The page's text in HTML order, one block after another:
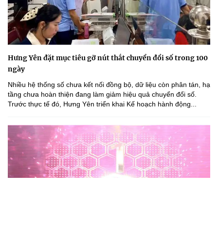
Hưng Yên đặt mục tiêu gỡ nút thắt chuyển đổi số trong 100
ngày
Nhiều hệ thống số chưa kết nối đồng bộ, dữ liệu còn phân tán, hạ
tầng chưa hoàn thiện đang làm giảm hiệu quả chuyển đổi số.
Trước thực tế đó, Hưng Yên triển khai Kế hoạch hành động...